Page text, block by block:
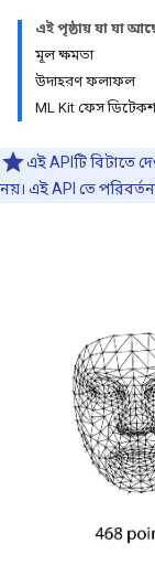
এই পৃষ্ঠায় যা যা
মূল ক্ষমতা
উদাহরণ ফলাফল
ML Kit ফেস
এই APIটি বিটাতে
নয়। এই API তে পরিবর্তন